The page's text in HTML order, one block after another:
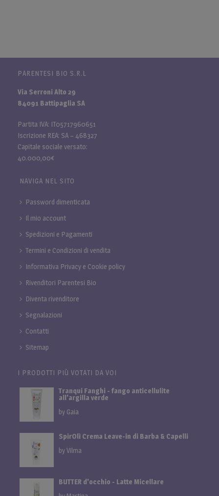
PARENTESI BIO S.R.L
Via Serroni Alto 29
84091 Battipaglia SA
Partita IVA: IT05717960651
Iscrizione REA: SA – 468327
Capitale sociale versato:
40.000,00€
NAVIGA NEL SITO
Password dimenticata
Il mio account
Spedizioni e Pagamenti
Termini e Condizioni di vendita
Informativa Privacy e Cookie policy
Rivenditori Parentesi Bio
Diventa rivenditore
Segnalazioni
Contatti
Sitemap
I PRODOTTI PIÙ VOTATI DA VOI
Tranqui Fanghi - fango anticellulite
all'argilla verde
by Gaia
SpirOlì Crema Leave-in di Barba & Capelli
by Vilma
BUTTER d'occhio - Latte Micellare